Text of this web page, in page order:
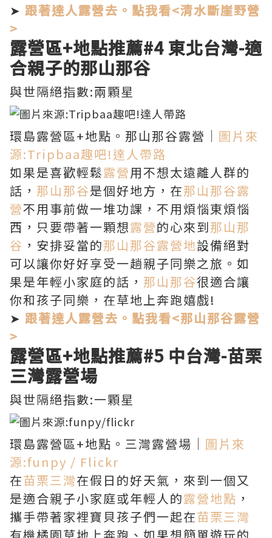
➤ 跟著達人露營去。點我看<清水斷崖野營
>
露營區+地點推薦#4 東北台灣-適
合親子的那山那谷
與世隔絕指數:兩顆星
環島露營區+地點。那山那谷露營｜ 圖片來
源:Tripbaa趣吧!達人帶路
如果是喜歡輕鬆露營用不想太遠離人群的
話， 那山那谷是個好地方，在那山那谷露
營不用事前做一堆功課，不用煩惱東煩惱
西，只要帶著一顆想露營的心來到那山那
谷 ，安排妥當的那山那谷露營地設備絕對
可以讓你好好享受一趟親子同樂之旅。如
果是年輕小家庭的話， 那山那谷很適合讓
你和孩子同樂，在草地上奔跑嬉戲!
➤ 跟著達人露營去。點我看<那山那谷露營
>
露營區+地點推薦#5 中台灣-苗栗
三灣露營場
與世隔絕指數:一顆星
環島露營區+地點。三灣露營場｜ 圖片來
源:funpy / Flickr
在苗栗三灣在假日的好天氣，來到一個又
是適合親子小家庭或年輕人的露營地點 ，
攜手帶著家裡寶貝孩子們一起在苗栗三灣